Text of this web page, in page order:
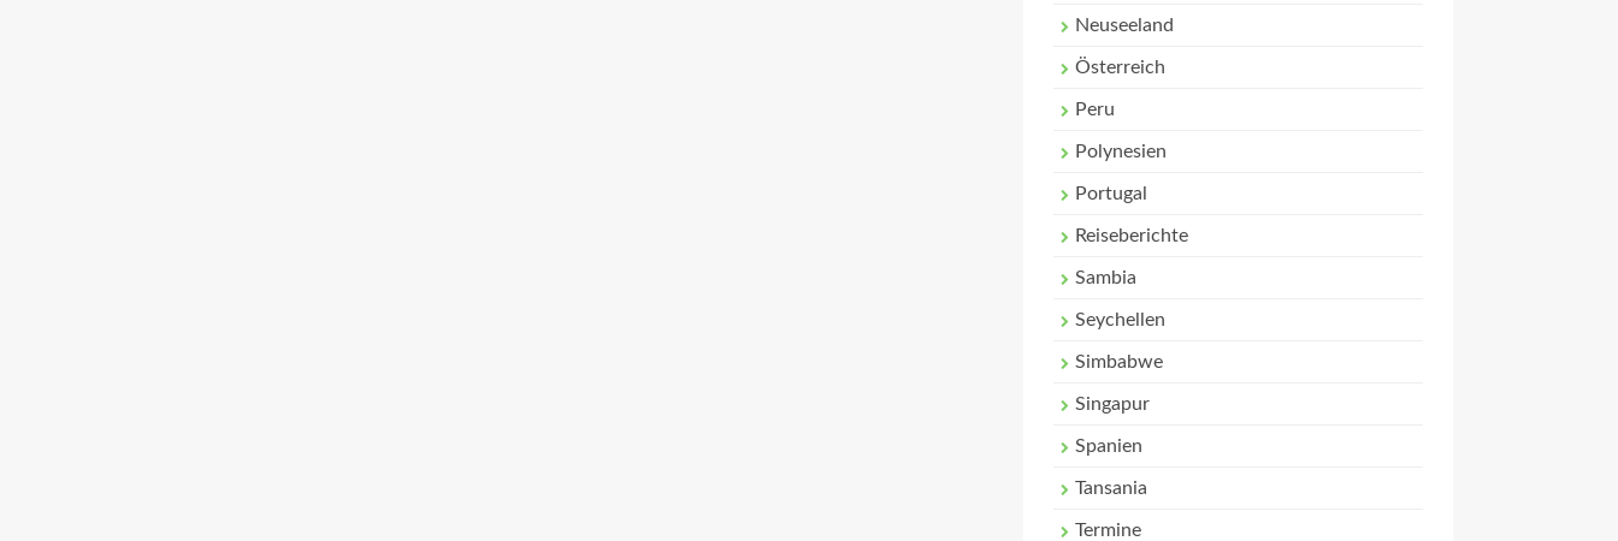
Neuseeland
Österreich
Peru
Polynesien
Portugal
Reiseberichte
Sambia
Seychellen
Simbabwe
Singapur
Spanien
Tansania
Termine